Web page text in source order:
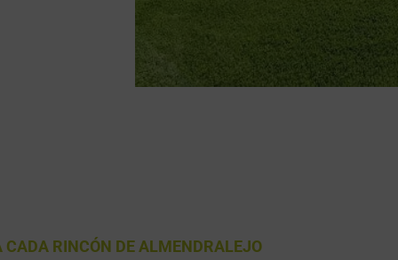
RINCÓN DE ALMENDRALEJO